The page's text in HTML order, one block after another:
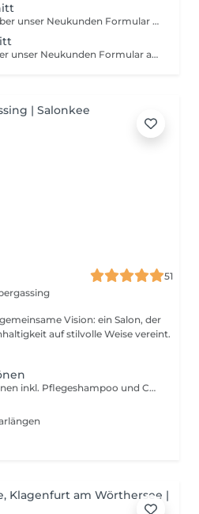
Bitte frage deinen Termin über unser Neukunden Formular auf unserer Website an. Nach einer Termin-Einladung ist dieser Termin für dich buchbar. Bei Locken Elite arbeiten wir als Team. Deshalb kann es sein, dass ein Teil deiner gebuchten Dienstleistung (ausgenommen Schnitt) von einem anderen Mitarbeiter übernommen wird.
Bitte frage einen Termin über unser Neukunden Formular auf unserer Website an. Nach einer Termin-Einladung ist dieser Termin für dich buchbar. Buche dieses Paket bei Annabella. Deine persönliche Beratung und dein Schnitt werden zusätzlich von Tessa begleitet. So profitierst du von der Erfahrung zweier Spezialistinnen und gleichzeitig von einem attraktiven Preisvorteil. Wähle einfach deinen Wunschtermin bei Annabella online aus. Sollte die zusätzliche Begleitung durch Tessa zum gewählten Zeitpunkt nicht möglich sein, melden wir uns persönlich bei dir und finden gemeinsam einen passenden Termin. Bei Locken Elite arbeiten wir als Team. Deshalb kann es sein, dass ein Teil deiner gebuchten Dienstleistung (ausgenommen Schnitt) von einem anderen Mitarbeiter übernommen wird.
51
Vision: ein Salon, der
auf stilvolle Weise vereint.
Waschen, Schneiden & Föhnen inkl. Pflegeshampoo und Conditioner